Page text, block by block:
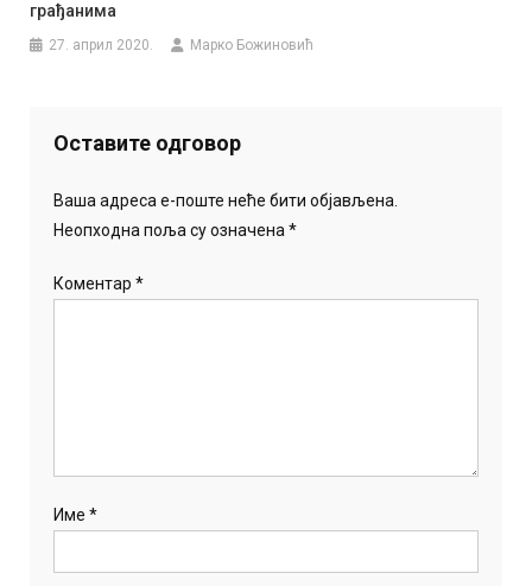
грађанима
27. април 2020. Марко Божиновић
Оставите одговор
Ваша адреса е-поште неће бити објављена.
Неопходна поља су означена*
Коментар*
Име*